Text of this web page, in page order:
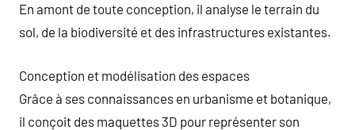
En amont de toute conception, il analyse le terrain du
sol, de la biodiversité et des infrastructures existantes.
Conception et modélisation des espaces
Grâce à ses connaissances en urbanisme et botanique,
il conçoit des maquettes 3D pour représenter son